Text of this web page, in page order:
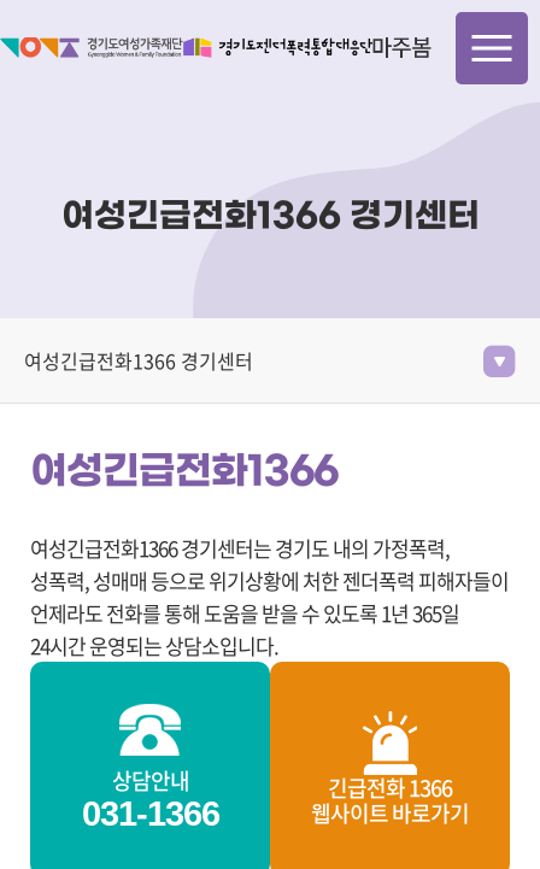
여성긴급전화1366 경기센터
여성긴급전화1366 경기센터
여성긴급전화1366
여성긴급전화1366 경기센터는 경기도 내의 가정폭력,
성폭력, 성매매 등으로 위기상황에 처한 젠더폭력 피해자들이
언제라도 전화를 통해 도움을 받을 수 있도록 1년 365일
24시간 운영되는 상담소입니다.
상담안내
031-1366
긴급전화 1366
웹사이트 바로가기